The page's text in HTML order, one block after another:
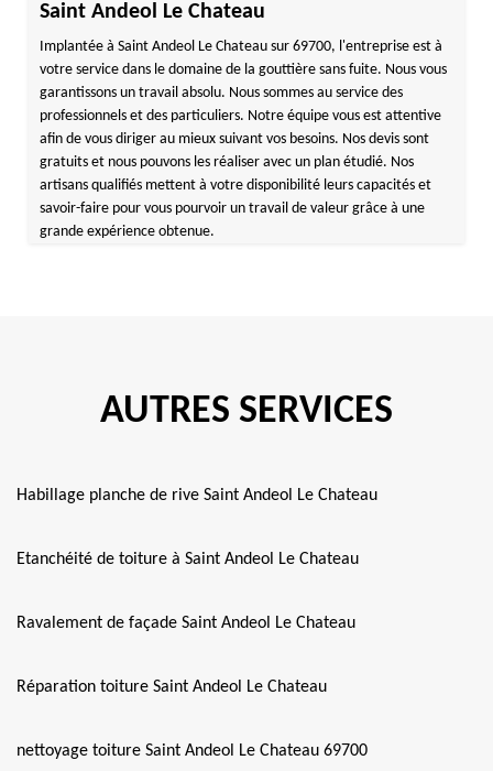
Saint Andeol Le Chateau
Implantée à Saint Andeol Le Chateau sur 69700, l'entreprise est à
votre service dans le domaine de la gouttière sans fuite. Nous vous
garantissons un travail absolu. Nous sommes au service des
professionnels et des particuliers. Notre équipe vous est attentive
afin de vous diriger au mieux suivant vos besoins. Nos devis sont
gratuits et nous pouvons les réaliser avec un plan étudié. Nos
artisans qualifiés mettent à votre disponibilité leurs capacités et
savoir-faire pour vous pourvoir un travail de valeur grâce à une
grande expérience obtenue.
AUTRES SERVICES
Habillage planche de rive Saint Andeol Le Chateau
Etanchéité de toiture à Saint Andeol Le Chateau
Ravalement de façade Saint Andeol Le Chateau
Réparation toiture Saint Andeol Le Chateau
nettoyage toiture Saint Andeol Le Chateau 69700